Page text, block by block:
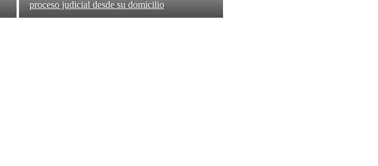
proceso judicial desde su domicilio